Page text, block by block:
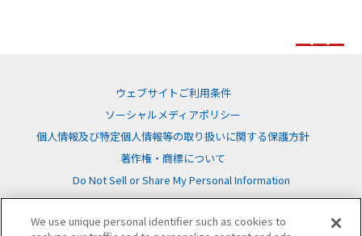
ウェブサイトご利用条件
ソーシャルメディアポリシー
個人情報及び特定個人情報等の取り扱いに関する保護方針
著作権・商標について
Do Not Sell or Share My Personal Information
We use unique personal identifier such as cookies to